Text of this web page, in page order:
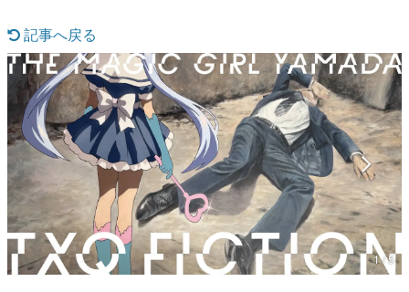
具体的な形から解き明かしていく、硬派で骨太な評論連載
です。
ゲームが変えた日本語
「経験値」「裏技」「ラスボス」… ゲームにまつわる言葉
の起源や用法の変遷を、コンピューター文化史研究家・タ
イニーP氏が徹底調査。
カテゴリ
特集記事
マンガ
記事へ戻る
1 / 5